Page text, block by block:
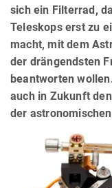
sich ein Filterrad,
Teleskops erst zu
macht, mit dem
der drängendsten
beantworten
auch in Zukunft
der